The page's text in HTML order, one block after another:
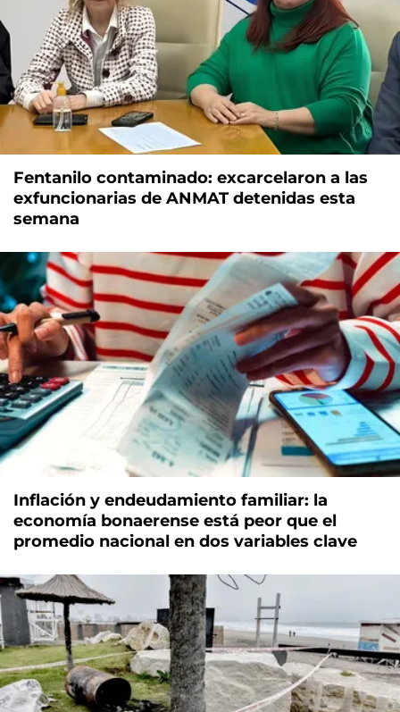
Fentanilo contaminado: excarcelaron a las
exfuncionarias de ANMAT detenidas esta
semana
Inflación y endeudamiento familiar: la
economía bonaerense está peor que el
promedio nacional en dos variables clave